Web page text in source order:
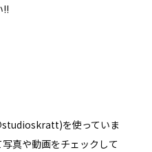
!!
を使っていま
真や動画をチェックして